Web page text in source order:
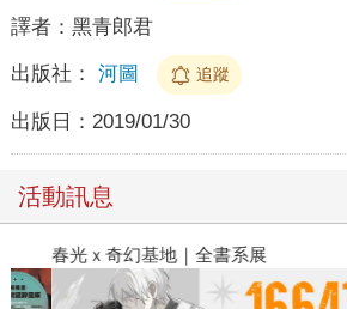
譯者： 黑青郎君
出版社： 河圖 追蹤
出版日： 2019/01/30
活動訊息
春光ｘ奇幻基地｜全書系展